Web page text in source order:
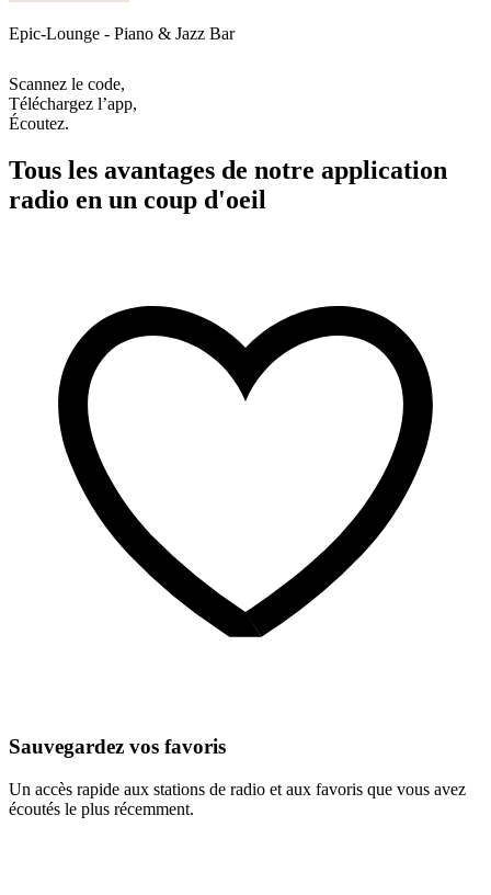
Epic-Lounge - Piano & Jazz Bar
Scannez le code,
Téléchargez l’app,
Écoutez.
Tous les avantages de notre application
radio en un coup d'oeil
Sauvegardez vos favoris
Un accès rapide aux stations de radio et aux favoris que vous avez
écoutés le plus récemment.